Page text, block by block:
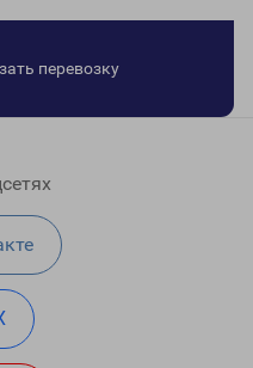
перевозку